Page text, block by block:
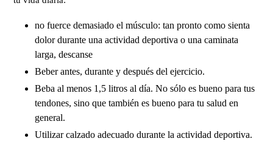
no fuerce demasiado el músculo: tan pronto como sienta
dolor durante una actividad deportiva o una caminata
larga, descanse
Beber antes, durante y después del ejercicio.
Beba al menos 1,5 litros al día. No sólo es bueno para tus
tendones, sino que también es bueno para tu salud en
general.
Utilizar calzado adecuado durante la actividad deportiva.